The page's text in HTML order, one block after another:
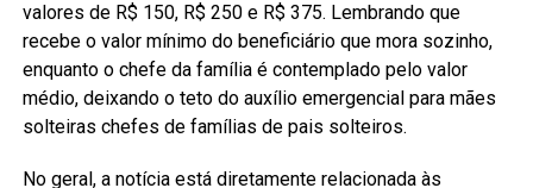
valores de R$ 150, R$ 250 e R$ 375. Lembrando que
recebe o valor mínimo do beneficiário que mora sozinho,
enquanto o chefe da família é contemplado pelo valor
médio, deixando o teto do auxílio emergencial para mães
solteiras chefes de famílias de pais solteiros.
No geral, a notícia está diretamente relacionada às